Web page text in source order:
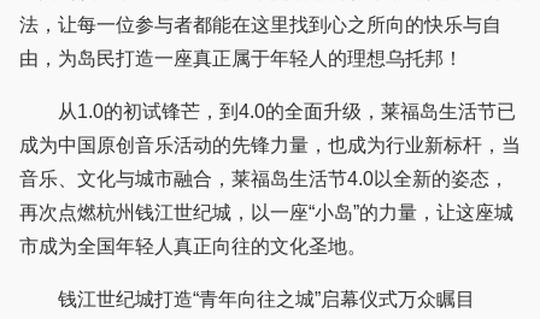
法，让每一位参与者都能在这里找到心之所向的快乐与自
由，为岛民打造一座真正属于年轻人的理想乌托邦！
从1.0的初试锋芒，到4.0的全面升级，莱福岛生活节已
成为中国原创音乐活动的先锋力量，也成为行业新标杆，当
音乐、文化与城市融合，莱福岛生活节4.0以全新的姿态，
再次点燃杭州钱江世纪城，以一座“小岛”的力量，让这座城
市成为全国年轻人真正向往的文化圣地。
钱江世纪城打造“青年向往之城”启幕仪式万众瞩目